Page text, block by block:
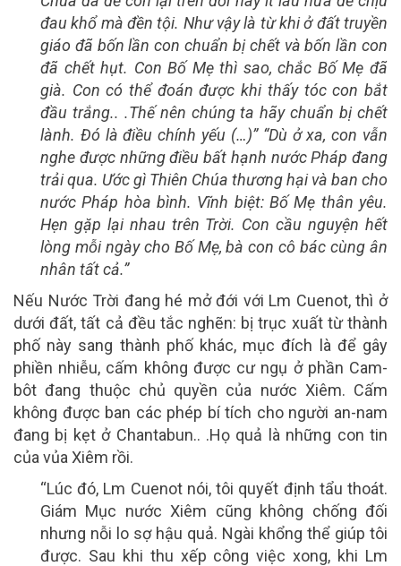
đau khổ mà đền tội. Như vậy là từ khi ở đất truyền
giáo đã bốn lần con chuẩn bị chết và bốn lần con
đã chết hụt. Con Bố Mẹ thì sao, chắc Bố Mẹ đã
già. Con có thể đoán được khi thấy tóc con bắt
đầu trắng.. .Thế nên chúng ta hãy chuẩn bị chết
lành. Đó là điều chính yếu (…)” “Dù ở xa, con vẫn
nghe được những điều bất hạnh nước Pháp đang
trải qua. Ước gì Thiên Chúa thương hại và ban cho
nước Pháp hòa bình. Vĩnh biệt: Bố Mẹ thân yêu.
Hẹn gặp lại nhau trên Trời. Con cầu nguyện hết
lòng mỗi ngày cho Bố Mẹ, bà con cô bác cùng ân
nhân tất cả.”
Nếu Nước Trời đang hé mở đới với Lm Cuenot, thì ở
dưới đất, tất cả đều tắc nghẽn: bị trục xuất từ thành
phố này sang thành phố khác, mục đích là để gây
phiền nhiễu, cấm không được cư ngụ ở phần Cam-
bôt đang thuộc chủ quyền của nước Xiêm. Cấm
không được ban các phép bí tích cho người an-nam
đang bị kẹt ở Chantabun.. .Họ quả là những con tin
của vủa Xiêm rồi.
“Lúc đó, Lm Cuenot nói, tôi quyết định tẩu thoát.
Giám Mục nước Xiêm cũng không chống đối
nhưng nỗi lo sợ hậu quả. Ngài khổng thể giúp tôi
được. Sau khi thu xếp công việc xong, khi Lm